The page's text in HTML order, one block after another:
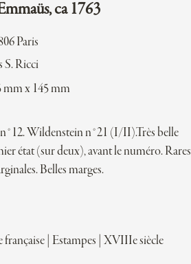
ca 1763
Paris
S. Ricci
mm x 145 mm
Wildenstein n°21 (I/II).Très belle
état (sur deux), avant le numéro. Rares
Belles marges.
française Estampes |XVIIIe siècle